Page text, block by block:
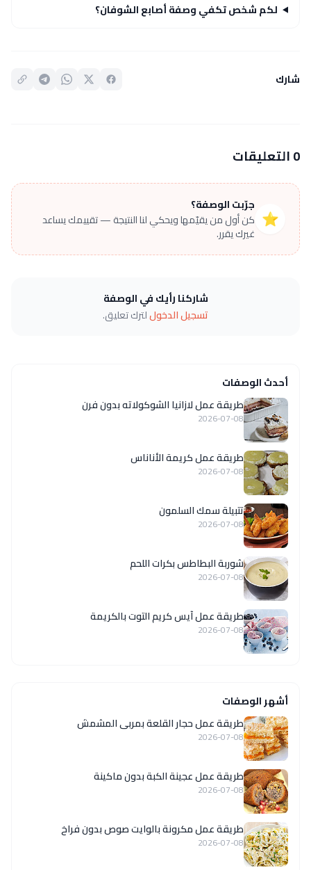
لكم شخص تكفي وصفة أصابع الشوفان؟
شارك
0 التعليقات
⭐
جرّبت الوصفة؟
كن أول من يقيّمها ويحكي لنا النتيجة — تقييمك يساعد
غيرك يقرر.
شاركنا رأيك في الوصفة
تسجيل الدخوللترك تعليق.
أحدث الوصفات
طريقة عمل لازانيا الشوكولاته بدون فرن
2026-07-08
طريقة عمل كريمة الأناناس
2026-07-08
تتبيلة سمك السلمون
2026-07-08
شوربة البطاطس بكرات اللحم
2026-07-08
طريقة عمل آيس كريم التوت بالكريمة
2026-07-08
أشهر الوصفات
طريقة عمل حجار القلعة بمربى المشمش
2026-07-08
طريقة عمل عجينة الكبة بدون ماكينة
2026-07-08
طريقة عمل مكرونة بالوايت صوص بدون فراخ
2026-07-08